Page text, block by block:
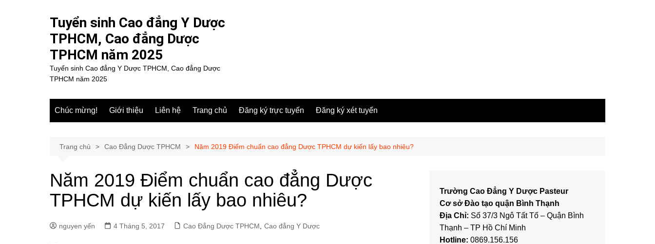
Tuyển sinh Cao đẳng Y Dược
TPHCM, Cao đẳng Dược
TPHCM năm 2025
Tuyển sinh Cao đẳng Y Dược TPHCM, Cao đẳng Dược
TPHCM năm 2025
Chúc mừng! Giới thiệu Liên hệ Trang chủ Đăng ký trực tuyến Đăng ký xét tuyển
Trang chủ Cao Đẳng Dược TPHCM Năm 2019 Điểm chuẩn cao đẳng Dược TPHCM dự kiến lấy bao nhiêu?
Năm 2019 Điểm chuẩn cao đẳng Dược
TPHCM dự kiến lấy bao nhiêu?
nguyen yến 4 Tháng 5, 2017 Cao Đẳng Dược TPHCM Cao đẳng Y Dược
Trường Cao Đẳng Y Dược Pasteur
Cơ sở Đào tạo quận Bình Thạnh
Địa Chỉ: Số 37/3 Ngô Tất Tố – Quận Bình
Thạnh – TP Hồ Chí Minh
Hotline: 0869.156.156